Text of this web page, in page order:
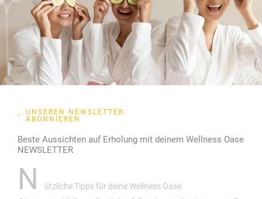
UNSEREN NEWSLETTER
ABONNIEREN
Beste Aussichten auf Erholung mit deinem Wellness Oase
NEWSLETTER
N
ützliche Tipps für deine Wellness Oase.